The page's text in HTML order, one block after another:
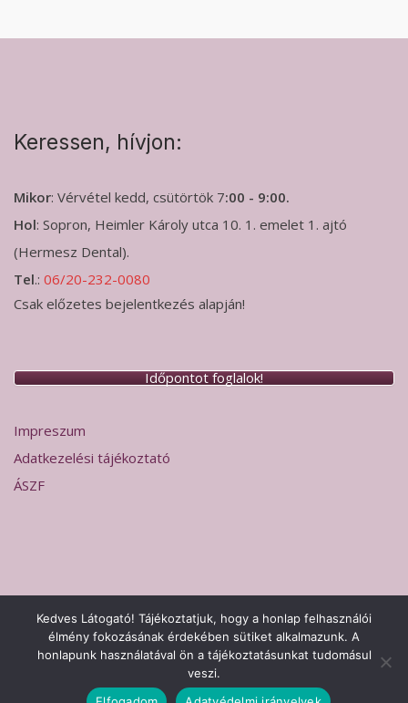
Keressen, hívjon:
Mikor: Vérvétel kedd, csütörtök 7:00 - 9:00.
Hol: Sopron, Heimler Károly utca 10. 1. emelet 1. ajtó
(Hermesz Dental).
Tel.: 06/20-232-0080
Csak előzetes bejelentkezés alapján!
Időpontot foglalok!
Impreszum
Adatkezelési tájékoztató
ÁSZF
2026 © Hermesz Labor Sopron Adatkezelési tájékoztató
Theme
bySiteOrigin
Impreszum Adatkezelési tájékoztató ÁSZF
Kedves Látogató! Tájékoztatjuk, hogy a honlap felhasználói
élmény fokozásának érdekében sütiket alkalmazunk. A
honlapunk használatával ön a tájékoztatásunkat tudomásul
veszi.